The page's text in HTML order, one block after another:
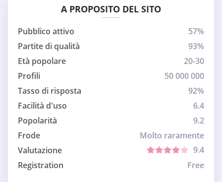
A PROPOSITO DEL SITO
Pubblico attivo
57%
Partite di qualità
93%
Età popolare
20-30
Profili
50 000 000
Tasso di risposta
92%
Facilità d'uso
6.4
Popolarità
9.2
Frode
Molto raramente
Valutazione
9.4
Registration
Free